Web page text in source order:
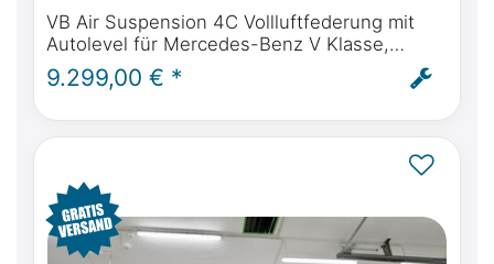
VB Air Suspension 4C Vollluftfederung mit
Autolevel für Mercedes-Benz V Klasse,
Marco Polo, Horizon, Activity - inkl. Einbau
und ABE
9.299,00 € *